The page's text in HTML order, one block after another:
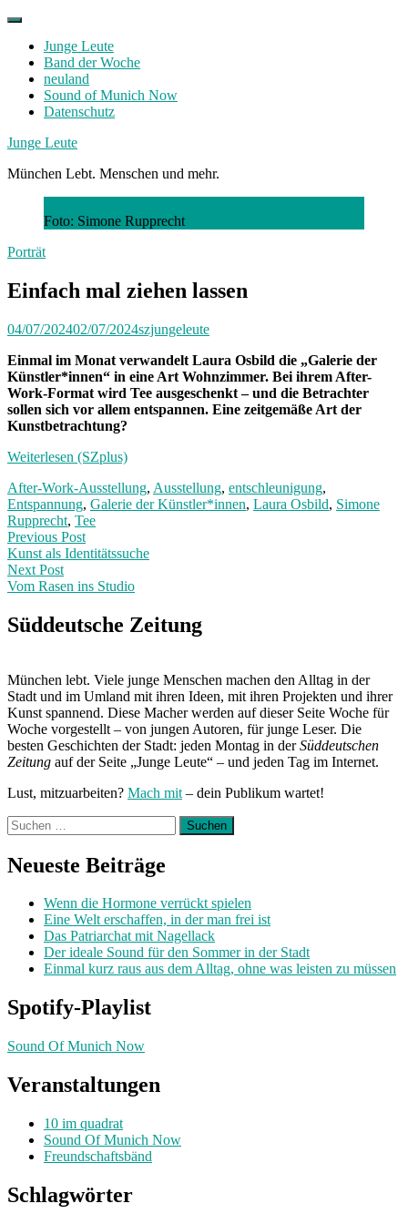
Skip
contentJunge Leute
Band der Woche
neuland
Sound of Munich Now
Datenschutz
Facebook
Twitter
Instagram
Junge Leute
München Lebt. Menschen und mehr.
Foto: Simone Rupprecht
Porträt
Einfach mal ziehen lassen
04/07/202402/07/2024szjungeleute
Einmal im Monat verwandelt Laura Osbild die „Galerie der
Künstler*innen“ in eine Art Wohnzimmer. Bei ihrem After-
Work-Format wird Tee ausgeschenkt – und die Betrachter
sollen sich vor allem entspannen. Eine zeitgemäße Art der
Kunstbetrachtung?
Weiterlesen (SZplus)
After-Work-Ausstellung, Ausstellung, entschleunigung,
Entspannung, Galerie der Künstler*innen, Laura Osbild, Simone
Rupprecht, Tee
Post
navigation
Previous PostPrevious
post:
Kunst als Identitätssuche
Next Post
Vom Rasen ins Studio
Post:
Süddeutsche Zeitung
München lebt. Viele junge Menschen machen den Alltag in der
Stadt und im Umland mit ihren Ideen, mit ihren Projekten und ihrer
Kunst spannend. Diese Macher werden auf dieser Seite Woche für
Woche vorgestellt – von jungen Autoren, für junge Leser. Die
besten Geschichten der Stadt: jeden Montag in derSüddeutschen
Zeitung auf der Seite „Junge Leute“ – und jeden Tag im Internet.
Lust, mitzuarbeiten? Mach mit – dein Publikum wartet!
Suchen
nach:
Neueste Beiträge
Wenn die Hormone verrückt spielen
Eine Welt erschaffen, in der man frei ist
Das Patriarchat mit Nagellack
Der ideale Sound für den Sommer in der Stadt
Einmal kurz raus aus dem Alltag, ohne was leisten zu müssen
Spotify-Playlist
Sound Of Munich Now
Veranstaltungen
10 im quadrat
Sound Of Munich Now
Freundschaftsbänd
Schlagwörter